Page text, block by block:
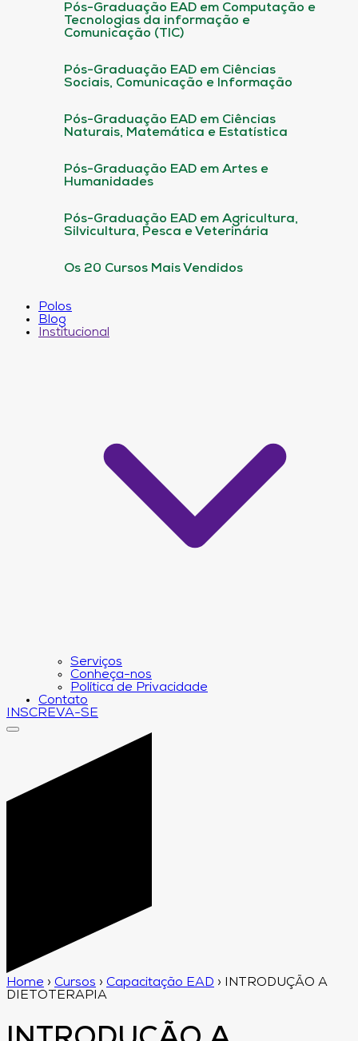
Pós-Graduação EAD em Computação e
Tecnologias da informação e
Comunicação (TIC)
Pós-Graduação EAD em Ciências
Sociais, Comunicação e Informação
Pós-Graduação EAD em Ciências
Naturais, Matemática e Estatística
Pós-Graduação EAD em Artes e
Humanidades
Pós-Graduação EAD em Agricultura,
Silvicultura, Pesca e Veterinária
Os 20 Cursos Mais Vendidos
Polos
Blog
Institucional
Serviços
Conheça-nos
Política de Privacidade
Contato
INSCREVA-SE
Home › Cursos › Capacitação EAD ›
INTRODUÇÃO A
DIETOTERAPIA